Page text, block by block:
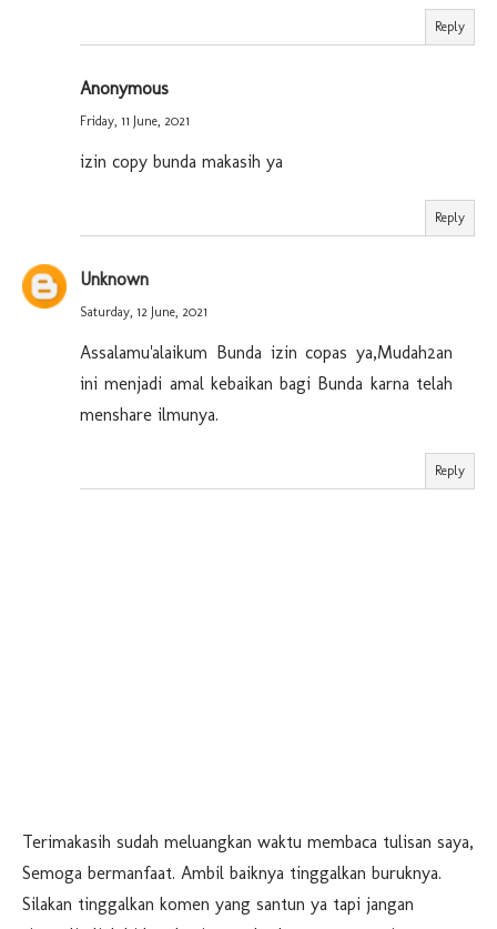
Reply
Anonymous
Friday, 11 June, 2021
izin copy bunda makasih ya
Reply
Unknown
Saturday, 12 June, 2021
Assalamu'alaikum Bunda izin copas ya,Mudah2an
ini menjadi amal kebaikan bagi Bunda karna telah
menshare ilmunya.
Reply
Terimakasih sudah meluangkan waktu membaca tulisan saya,
Semoga bermanfaat. Ambil baiknya tinggalkan buruknya.
Silakan tinggalkan komen yang santun ya tapi jangan